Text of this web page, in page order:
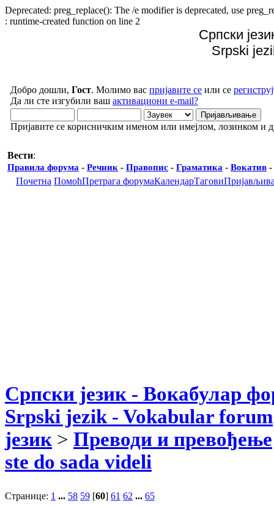
Deprecated: preg_replace(): The /e modifier is deprecated, use
: runtime-created function on line 2
Српски
Srpski
Добро дошли, Гост. Молимо вас пријавите се или се
Да ли сте изгубили ваш активациони e-mail?
Пријавите се корисничким именом или имејлом, лозинком и
Вести:
Правила форума - Речник - Правопис - Граматика - Вокатив -
Почетна ПомоћПретрага форумаКалендарТагови
Српски језик - Вокабулар
Srpski jezik - Vokabular forum
језик > Преводи и превођење
ste do sada videli
Странице: 1 ... 58 59 [60] 61 62 ... 65